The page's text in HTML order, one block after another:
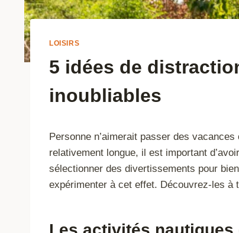
LOISIRS
5 idées de
inoubliables
Personne n’aimerait passer des
relativement longue, il est important
sélectionner des divertissements pour
expérimenter à cet effet. Découvrez-les à